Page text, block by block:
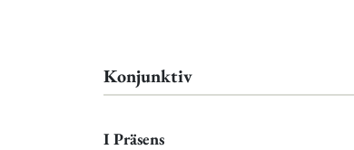
Konjunktiv
I Präsens